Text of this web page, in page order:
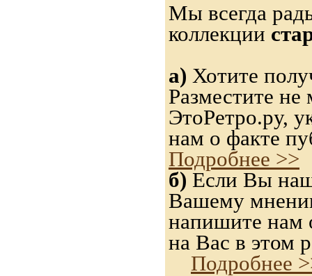
Мы всегда
коллекции
а) Хотите
Разместите
ЭтоРетро.ру,
нам о факте
Подробнее >>
б) Если Вы
Вашему
напишите нам
на Вас в этом
Подробнее